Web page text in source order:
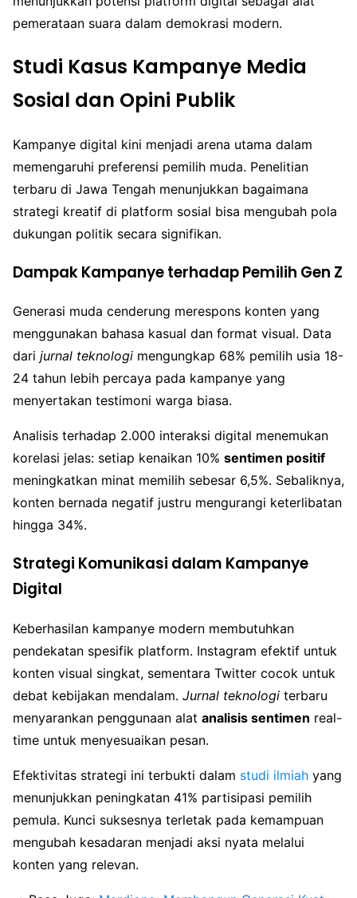
pemerataan suara dalam demokrasi modern.
Studi Kasus Kampanye Media
Sosial dan Opini Publik
Kampanye digital kini menjadi arena utama dalam
memengaruhi preferensi pemilih muda. Penelitian
terbaru di Jawa Tengah menunjukkan bagaimana
strategi kreatif di platform sosial bisa mengubah pola
dukungan politik secara signifikan.
Dampak Kampanye terhadap Pemilih Gen Z
Generasi muda cenderung merespons konten yang
menggunakan bahasa kasual dan format visual. Data
dari jurnal teknologi mengungkap 68% pemilih usia 18-
24 tahun lebih percaya pada kampanye yang
menyertakan testimoni warga biasa.
Analisis terhadap 2.000 interaksi digital menemukan
korelasi jelas: setiap kenaikan 10% sentimen positif
meningkatkan minat memilih sebesar 6,5%. Sebaliknya,
konten bernada negatif justru mengurangi keterlibatan
hingga 34%.
Strategi Komunikasi dalam Kampanye
Digital
Keberhasilan kampanye modern membutuhkan
pendekatan spesifik platform. Instagram efektif untuk
konten visual singkat, sementara Twitter cocok untuk
debat kebijakan mendalam. Jurnal teknologi terbaru
menyarankan penggunaan alat analisis sentimen real-
time untuk menyesuaikan pesan.
Efektivitas strategi ini terbukti dalam studi ilmiah yang
menunjukkan peningkatan 41% partisipasi pemilih
pemula. Kunci suksesnya terletak pada kemampuan
mengubah kesadaran menjadi aksi nyata melalui
konten yang relevan.